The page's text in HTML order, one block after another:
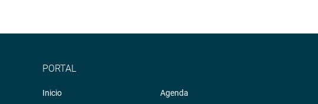
PORTAL
Inicio Agenda